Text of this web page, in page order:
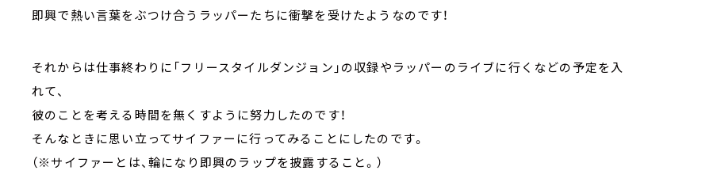
即興で熱い言葉をぶつけ合うラッパーたちに衝撃を受けたようなのです！
それからは仕事終わりに「フリースタイルダンジョン」の収録やラッパーのライブに行くなどの予定を入
れて、
彼のことを考える時間を無くすように努力したのです！
そんなときに思い立ってサイファーに行ってみることにしたのです。
（※サイファーとは、輪になり即興のラップを披露すること。）